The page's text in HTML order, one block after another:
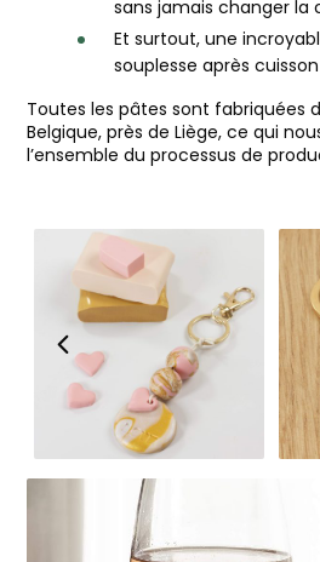
sans jamais changer la
Et surtout, une
souplesse après cuisson
Toutes les pâtes sont fabriquées
Belgique, près de Liège, ce qui
l’ensemble du processus de